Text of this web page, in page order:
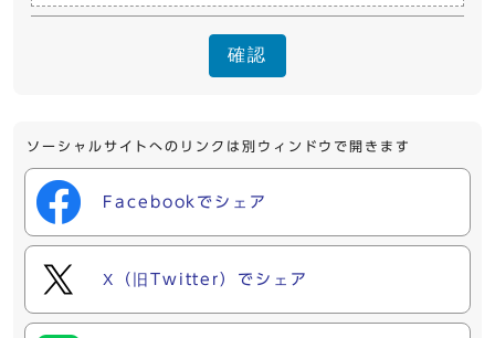
確認
ソーシャルサイトへのリンクは別ウィンドウで開きます
Facebookでシェア
X（旧Twitter）でシェア